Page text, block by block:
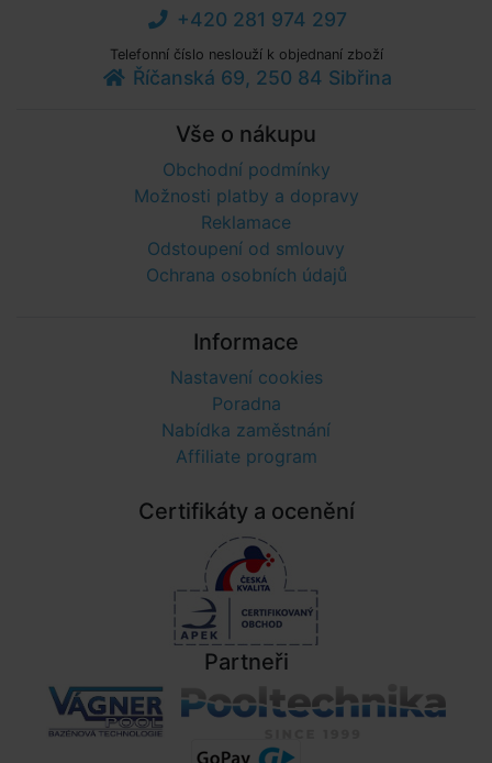
+420 281 974 297
Telefonní číslo neslouží k objednaní zboží
Říčanská 69, 250 84 Sibřina
Vše o nákupu
Obchodní podmínky
Možnosti platby a dopravy
Reklamace
Odstoupení od smlouvy
Ochrana osobních údajů
Informace
Nastavení cookies
Poradna
Nabídka zaměstnání
Affiliate program
Certifikáty a ocenění
Partneři